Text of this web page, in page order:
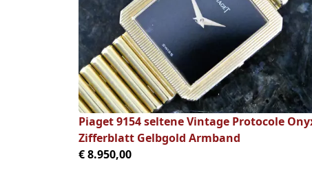
Piaget 9154 seltene Vintage Protocole
Zifferblatt Gelbgold Armband
€ 8.950,00